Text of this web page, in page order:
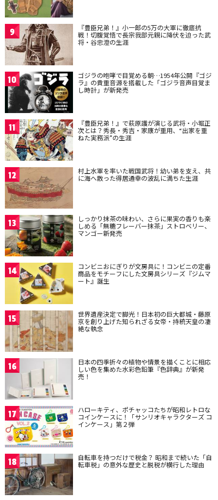
9 『豊臣兄弟！』小一郎の5万の大軍に徹底抗
戦！切腹覚悟で長宗我部元親に降伏を迫った武
将・谷忠澄の生涯
10 ゴジラの咆哮で目覚める朝…1954年公開『ゴジ
ラ』の貴重音源を搭載した「ゴジラ音声目覚ま
し時計」が新発売
11 『豊臣兄弟！』で萩原護が演じる武将・小堀正
次とは？秀長・秀吉・家康が重用、“出家を重
ねた実務派”の生涯
12 村上水軍を率いた戦国武将！幼い弟を支え、共
に海へ散った得居通幸の波乱に満ちた生涯
13 しっかり抹茶の味わい、さらに果実の香りも楽
しめる「無糖フレーバー抹茶」ストロベリー、
マンゴー新発売
14 コンビニおにぎりが文房具に！コンビニの定番
商品をモチーフにした文房具シリーズ『ジムマ
ート』誕生
15 世界遺産決定で脚光！日本初の巨大都城・藤原
京を創り上げた知られざる女帝・持統天皇の凄
絶な執念
16 日本の四季折々の植物や情景を描くことに相応
しい色を集めた水彩色鉛筆『色辞典』が新発
売！
17 ハローキティ、ポチャッコたちが昭和レトロな
コインケースに！「サンリオキャラクターズ コ
インケース」第２弾
18 自転車を持つだけで税金？ 昭和まで続いた「自
転車税」の意外な歴史と脱税が横行した理由